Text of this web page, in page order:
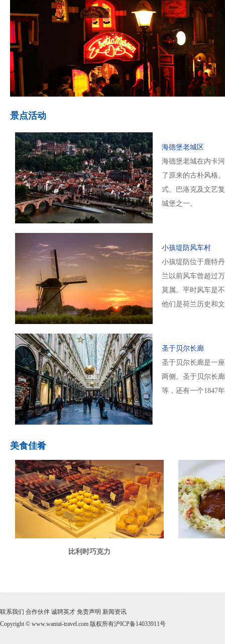
景点活动
海德堡老城区
海德堡老城在内卡
了原来的古朴风格
式、巴洛克及文艺
城堡之一。
小孩堤防风车村
小孩堤防位于鹿特
兰以前风车曾超过
莫属。平时风车是
他们是荷兰历史和
圣于贝尔长廊
圣于贝尔长廊是一
两侧。圣于贝尔长
等，还有一个1847
美食佳肴
比利时巧克力
联系我们 合作伙伴 诚聘英才 免责声明 新闻资讯
Copyright © www.wantai-travel.com 版权所有沪ICP备14033911号